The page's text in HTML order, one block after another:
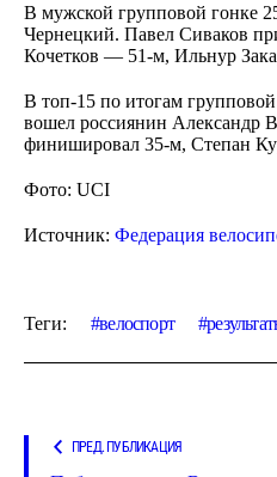
В мужской групповой гонке
Чернецкий. Павел Сиваков
Кочетков — 51-м, Ильнур
В топ-15 по итогам
вошел россиянин Александр
финишировал 35-м, Степан
Фото: UCI
Источник: Федерация
Теги: велоспорт
ПРЕД. ПУБЛИКАЦИЯ